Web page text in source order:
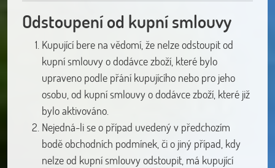
Odstoupení od kupní smlouvy
Kupující bere na vědomí, že nelze odstoupit od
kupní smlouvy o dodávce zboží, které bylo
upraveno podle přání kupujícího nebo pro jeho
osobu, od kupní smlouvy o dodávce zboží, které již
bylo aktivováno.
Nejedná-li se o případ uvedený v předchozím
bodě obchodních podmínek, či o jiný případ, kdy
nelze od kupní smlouvy odstoupit, má kupující